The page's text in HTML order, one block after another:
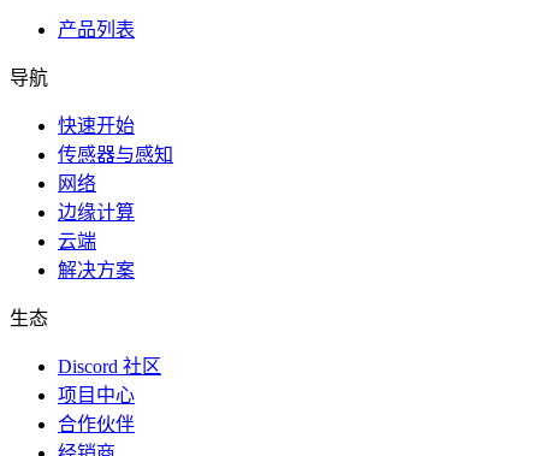
产品列表
导航
快速开始
传感器与感知
网络
边缘计算
云端
解决方案
生态
Discord 社区
项目中心
合作伙伴